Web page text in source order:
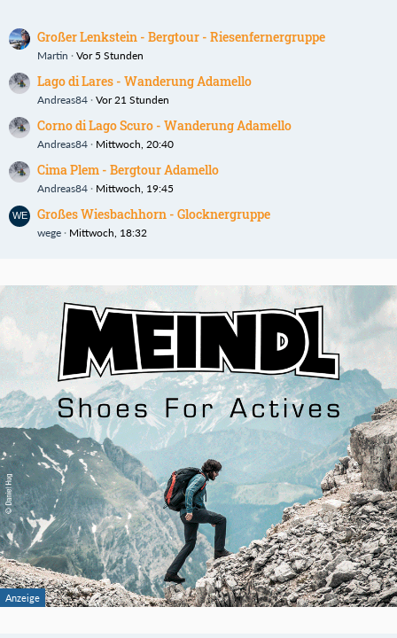
Großer Lenkstein - Bergtour - Riesenfernergruppe
Martin Vor 5 Stunden
Lago di Lares - Wanderung Adamello
Andreas84 Vor 21 Stunden
Corno di Lago Scuro - Wanderung Adamello
Andreas84 Mittwoch, 20:40
Cima Plem - Bergtour Adamello
Andreas84 Mittwoch, 19:45
Großes Wiesbachhorn - Glocknergruppe
wege Mittwoch, 18:32